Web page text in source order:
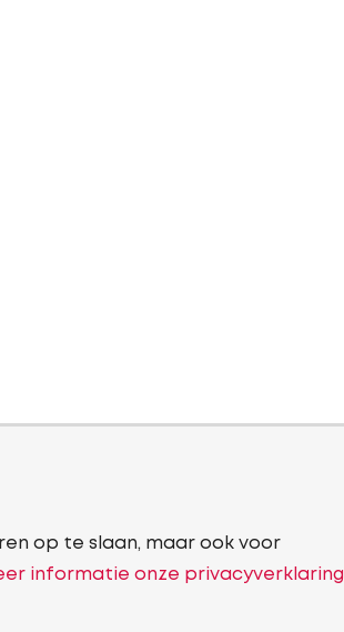
op te slaan, maar ook voor
informatie onze privacyverklaring